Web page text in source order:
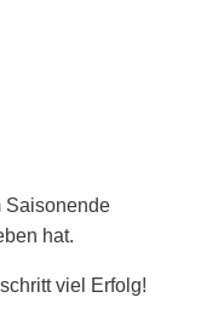
Saisonende
hat.
viel Erfolg!